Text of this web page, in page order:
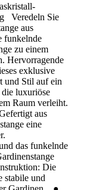
Veredeln Sie
aus
funkelnde
zu einem
Hervorragende
exklusive
und Stil auf ein
luxuriöse
Raum verleiht.
aus
eine
das funkelnde
Die
stabile und